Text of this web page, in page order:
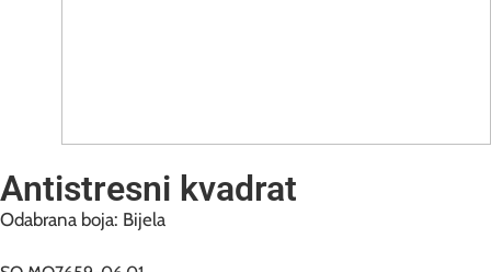
Antistresni kvadrat
Odabrana boja: Bijela